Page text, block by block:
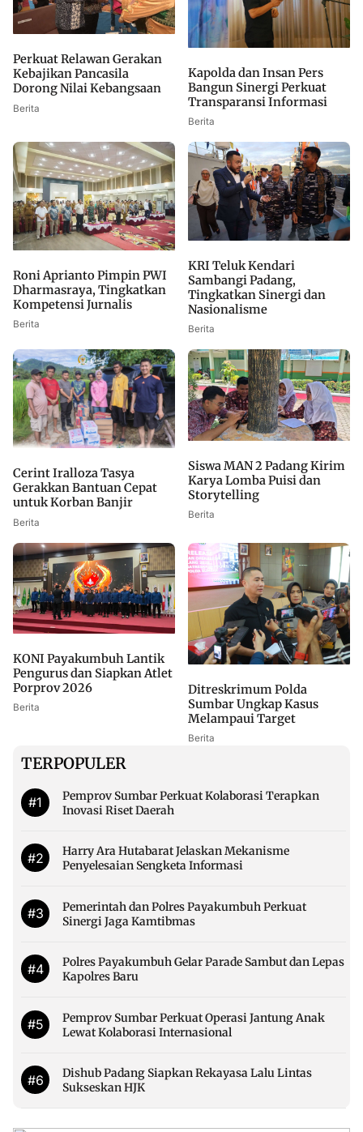
Perkuat Relawan Gerakan
Kebajikan Pancasila
Dorong Nilai Kebangsaan
Berita
Kapolda dan Insan Pers
Bangun Sinergi Perkuat
Transparansi Informasi
Berita
Roni Aprianto Pimpin PWI
Dharmasraya, Tingkatkan
Kompetensi Jurnalis
Berita
KRI Teluk Kendari
Sambangi Padang,
Tingkatkan Sinergi dan
Nasionalisme
Berita
Cerint Iralloza Tasya
Gerakkan Bantuan Cepat
untuk Korban Banjir
Berita
Siswa MAN 2 Padang Kirim
Karya Lomba Puisi dan
Storytelling
Berita
KONI Payakumbuh Lantik
Pengurus dan Siapkan Atlet
Porprov 2026
Berita
Ditreskrimum Polda
Sumbar Ungkap Kasus
Melampaui Target
Berita
TERPOPULER
#1
Pemprov Sumbar Perkuat Kolaborasi Terapkan
Inovasi Riset Daerah
#2
Harry Ara Hutabarat Jelaskan Mekanisme
Penyelesaian Sengketa Informasi
#3
Pemerintah dan Polres Payakumbuh Perkuat
Sinergi Jaga Kamtibmas
#4
Polres Payakumbuh Gelar Parade Sambut dan Lepas
Kapolres Baru
#5
Pemprov Sumbar Perkuat Operasi Jantung Anak
Lewat Kolaborasi Internasional
#6
Dishub Padang Siapkan Rekayasa Lalu Lintas
Sukseskan HJK